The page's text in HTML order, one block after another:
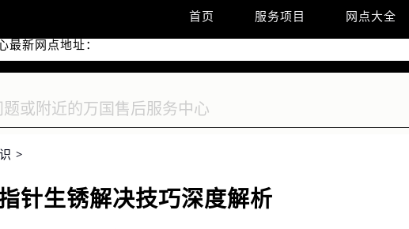
首页 服务项目 网点大全
务网络优化升级公告
后客户服务热线：400-992-7093
最新网点地址：
宏伊国际广场写字楼8层806室（需提前预约）
中心2座37层3705室万国售后服务中心（需提前预约）
>
针生锈解决技巧深度解析